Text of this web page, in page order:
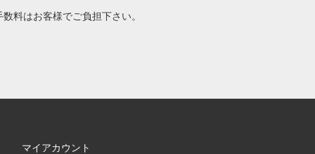
数料はお客様でご負担下さい。
マイアカウント